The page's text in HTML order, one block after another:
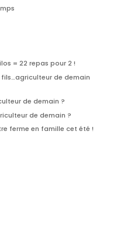
= 22 repas pour 2 !
de demain
de demain ?
de demain ?
ferme en famille cet été !